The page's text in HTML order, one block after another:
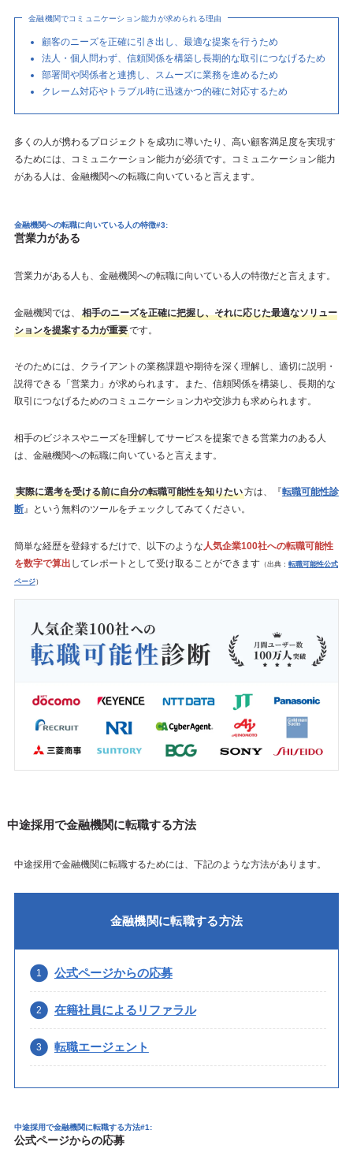
金融機関でコミュニケーション能力が求められる理由
顧客のニーズを正確に引き出し、最適な提案を行うため
法人・個人問わず、信頼関係を構築し長期的な取引につなげるため
部署間や関係者と連携し、スムーズに業務を進めるため
クレーム対応やトラブル時に迅速かつ的確に対応するため
多くの人が携わるプロジェクトを成功に導いたり、高い顧客満足度を実現す
るためには、コミュニケーション能力が必須です。コミュニケーション能力
がある人は、金融機関への転職に向いていると言えます。
金融機関への転職に向いている人の特徴#3:
営業力がある
営業力がある人も、金融機関への転職に向いている人の特徴だと言えます。
金融機関では、
相手のニーズを正確に把握し、それに応じた最適なソリュー
ションを提案する力が重要です。
そのためには、クライアントの業務課題や期待を深く理解し、適切に説明・
説得できる「営業力」が求められます。また、信頼関係を構築し、長期的な
取引につなげるためのコミュニケーション力や交渉力も求められます。
相手のビジネスやニーズを理解してサービスを提案できる営業力のある人
は、金融機関への転職に向いていると言えます。
実際に選考を受ける前に自分の転職可能性を知りたい方は、『転職可能性診
断』という無料のツールをチェックしてみてください。
簡単な経歴を登録するだけで、以下のような人気企業100社への転職可能性
を数字で算出 してレポートとして受け取ることができます（出典： 転職可能性公式
ページ）
中途採用で金融機関に転職する方法
中途採用で金融機関に転職するためには、下記のような方法があります。
金融機関に転職する方法
公式ページからの応募
在籍社員によるリファラル
転職エージェント
中途採用で金融機関に転職する方法#1:
公式ページからの応募